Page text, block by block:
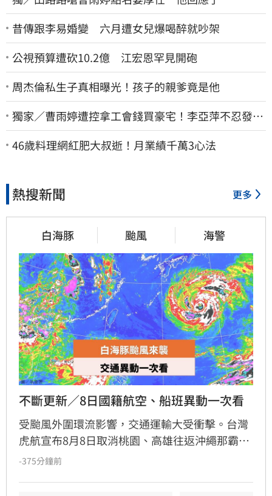
昔傳跟李易婚變 六月遭女兒爆喝醉就吵架
公視預算遭砍10.2億 江宏恩罕見開砲
周杰倫私生子真相曝光！孩子的親爹竟是他
獨家／曹雨婷遭控拿工會錢買豪宅！李亞萍不忍發
聲：余天管工會都貼錢
46歲料理網紅肥大叔逝！月業績千萬3心法
熱搜新聞 更多
白海豚 颱風 海警
不斷更新／8日國籍航空、船班異動一次看
受颱風外圍環流影響，交通運輸大受衝擊。台灣
虎航宣布8月8日取消桃園、高雄往返沖繩那霸及
桃園往返石垣島共8個航班，並調整部分首爾仁
-375分鐘前